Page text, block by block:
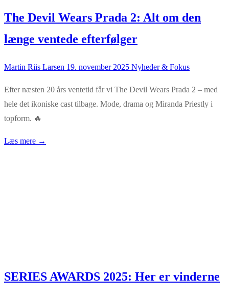
The Devil Wears Prada 2: Alt om den
længe ventede efterfølger
Martin Riis Larsen 19. november 2025 Nyheder & Fokus
Efter næsten 20 års ventetid får vi The Devil Wears Prada 2 – med
hele det ikoniske cast tilbage. Mode, drama og Miranda Priestly i
topform. 🔥
Læs mere →
SERIES AWARDS 2025: Her er vinderne